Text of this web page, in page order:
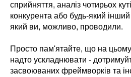
сприйняття, аналіз чотирьох
конкурента або будь-який інший
який ви, можливо, проводили.
Просто пам'ятайте, що на цьому
надто ускладнювати -
засвоюваних фреймворків та